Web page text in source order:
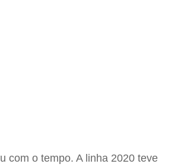
com o tempo. A linha 2020 teve